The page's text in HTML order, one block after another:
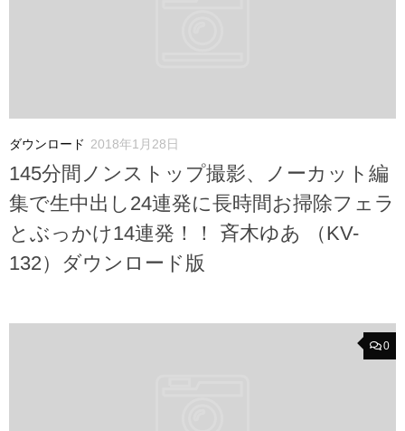
ダウンロード 2018年1月28日
145分間ノンストップ撮影、ノーカット編
集で生中出し24連発に長時間お掃除フェラ
とぶっかけ14連発！！ 斉木ゆあ （KV-
132）ダウンロード版
0